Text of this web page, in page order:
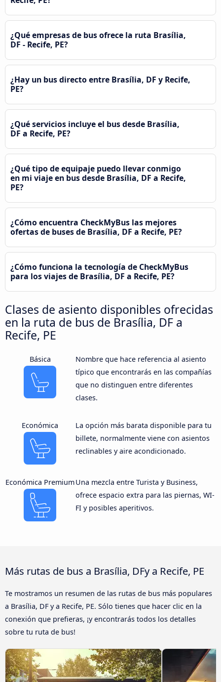
¿Qué empresas de bus ofrece la ruta Brasília,
DF - Recife, PE?
¿Hay un bus directo entre Brasília, DF y Recife,
PE?
¿Qué servicios incluye el bus desde Brasília,
DF a Recife, PE?
¿Qué tipo de equipaje puedo llevar conmigo
en mi viaje en bus desde Brasília, DF a Recife,
PE?
¿Cómo encuentra CheckMyBus las mejores
ofertas de buses de Brasília, DF a Recife, PE?
¿Cómo funciona la tecnología de CheckMyBus
para los viajes de Brasília, DF a Recife, PE?
Clases de asiento disponibles ofrecidas
en la ruta de bus de Brasília, DF a
Recife, PE
Básica
Nombre que hace referencia al asiento
típico que encontrarás en las compañías
que no distinguen entre diferentes
clases.
Económica
La opción más barata disponible para tu
billete, normalmente viene con asientos
reclinables y aire acondicionado.
Económica PremiumUna mezcla entre Turista y Business,
ofrece espacio extra para las piernas, WI-
FI y posibles aperitivos.
Más rutas de bus a Brasília, DFy a Recife, PE
Te mostramos un resumen de las rutas de bus más populares
a Brasília, DF y a Recife, PE. Sólo tienes que hacer clic en la
conexión que prefieras, ¡y encontrarás todos los detalles
sobre tu ruta de bus!